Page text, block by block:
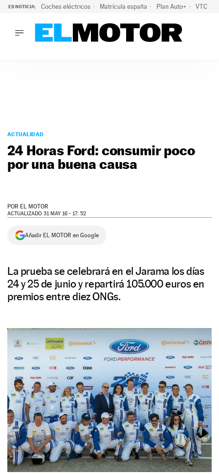
ES NOTICIA: Coches eléctricos Matrícula españa Plan Auto+ VTC
PODCAST
MOTOS
TECNOLOGÍA
SUPERCOCHES
SERVICIOS
NEWSLETTER
ACTUALIDAD
24 Horas Ford: consumir poco
por una buena causa
POR EL MOTOR
ACTUALIZADO 31 MAY 16 - 17: 52
Añadir EL MOTOR en Google
La prueba se celebrará en el Jarama los días
24 y 25 de junio y repartirá 105.000 euros en
premios entre diez ONGs.